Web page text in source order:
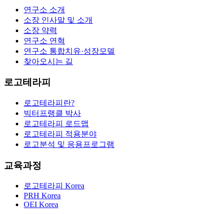
연구소 소개
소장 인사말 및 소개
소장 약력
연구소 연혁
연구소 통합치유·성장모델
찾아오시는 길
로고테라피
로고테라피란?
빅터프랭클 박사
로고테라피 로드맵
로고테라피 적용분야
로고분석 및 응용프로그램
교육과정
로고테라피 Korea
PRH Korea
OEI Korea